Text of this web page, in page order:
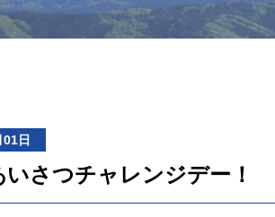
日
いさつチャレンジデー！